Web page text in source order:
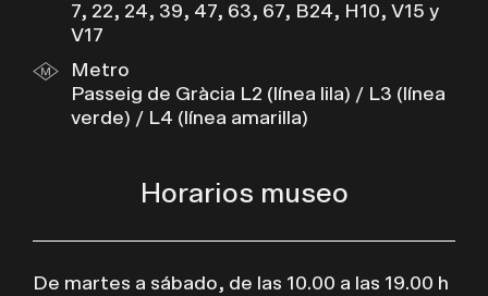
7, 22, 24, 39, 47, 63, 67, B24, H10, V15 y
V17
Metro
Passeig de Gràcia L2 (línea lila) / L3 (línea
verde) / L4 (línea amarilla)
Horarios museo
De martes a sábado, de las 10.00 a las 19.00 h